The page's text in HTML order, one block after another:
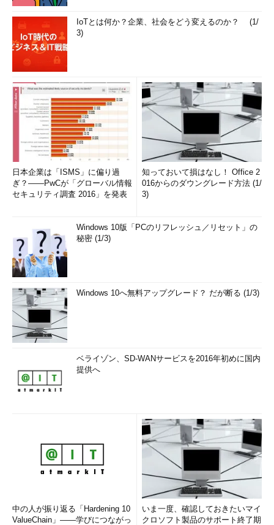
IoTとは何か？企業、社会をどう変えるのか？ (1/
3)
日本企業は「ISMS」に偏り過
ぎ？――PwCが「グローバル情報
セキュリティ調査 2016」を発表
知っておいて損はなし！ Office 2
016からのダウングレード方法 (1/
3)
Windows 10版「PCのリフレッシュ／リセット」の
秘密 (1/3)
Windows 10へ無料アップグレード？ だが断る (1/3)
ベライゾン、SD-WANサービスを2016年初めに国内
提供へ
中の人が振り返る「Hardening 10
ValueChain」――学びにつながっ
いま一度、確認しておきたいマイ
クロソフト製品のサポート終了期